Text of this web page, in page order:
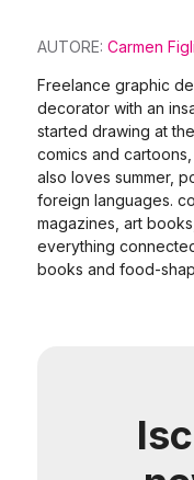
AUTORE: Carmen
Freelance graphic
decorator with an
started drawing at
comics and
also loves summer,
foreign languages.
magazines, art
everything
books and food-